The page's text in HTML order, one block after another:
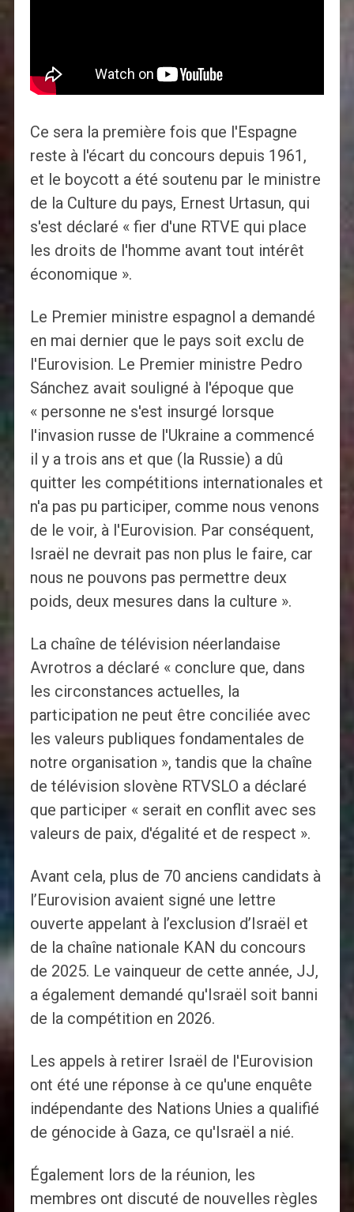
Ce sera la première fois que l'Espagne
reste à l'écart du concours depuis 1961,
et le boycott a été soutenu par le ministre
de la Culture du pays, Ernest Urtasun, qui
s'est déclaré « fier d'une RTVE qui place
les droits de l'homme avant tout intérêt
économique ».
Le Premier ministre espagnol a demandé
en mai dernier que le pays soit exclu de
l'Eurovision. Le Premier ministre Pedro
Sánchez avait souligné à l'époque que
« personne ne s'est insurgé lorsque
l'invasion russe de l'Ukraine a commencé
il y a trois ans et que (la Russie) a dû
quitter les compétitions internationales et
n'a pas pu participer, comme nous venons
de le voir, à l'Eurovision. Par conséquent,
Israël ne devrait pas non plus le faire, car
nous ne pouvons pas permettre deux
poids, deux mesures dans la culture ».
La chaîne de télévision néerlandaise
Avrotros a déclaré « conclure que, dans
les circonstances actuelles, la
participation ne peut être conciliée avec
les valeurs publiques fondamentales de
notre organisation », tandis que la chaîne
de télévision slovène RTVSLO a déclaré
que participer « serait en conflit avec ses
valeurs de paix, d'égalité et de respect ».
Avant cela, plus de 70 anciens candidats à
l’Eurovision avaient signé une lettre
ouverte appelant à l’exclusion d’Israël et
de la chaîne nationale KAN du concours
de 2025. Le vainqueur de cette année, JJ,
a également demandé qu'Israël soit banni
de la compétition en 2026.
Les appels à retirer Israël de l'Eurovision
ont été une réponse à ce qu'une enquête
indépendante des Nations Unies a qualifié
de génocide à Gaza, ce qu'Israël a nié.
Également lors de la réunion, les
membres ont discuté de nouvelles règles